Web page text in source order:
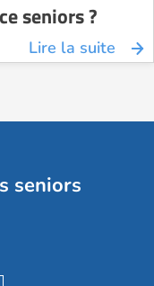
seniors ?
Lire la suite
seniors